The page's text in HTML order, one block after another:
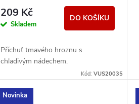
209 Kč
Skladem
DO KOŠÍKU
Příchuť tmavého hroznu s
chladivým nádechem.
Kód: VUS20035
Novinka